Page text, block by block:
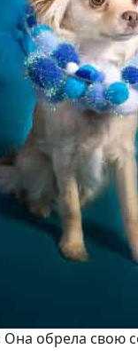
Она обрела свою